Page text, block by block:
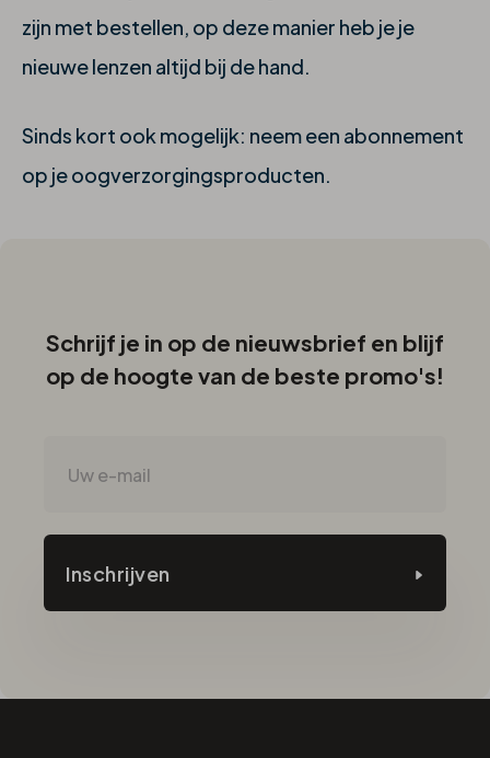
zijn met bestellen, op deze manier heb je je
nieuwe lenzen altijd bij de hand.
Sinds kort ook mogelijk: neem een abonnement
op je oogverzorgingsproducten.
Schrijf je in op de nieuwsbrief en blijf
op de hoogte van de beste promo's!
Inschrijven